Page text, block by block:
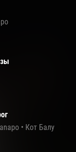
• Кот Балу